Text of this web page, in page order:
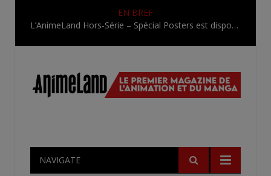
EN BREF
L’AnimeLand Hors-Série – Spécial Posters est disponible !
NAVIGATE